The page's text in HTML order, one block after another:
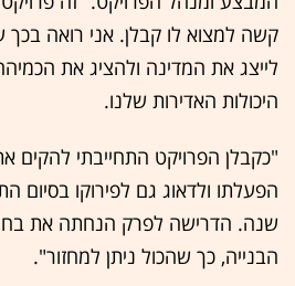
קשה למצוא לו קבלן. אני רואה בכך
לייצג את המדינה ולהציג את
היכולות האדירות שלנו.
"כקבלן הפרויקט התחייבתי להקים
הפעלתו ולדאוג גם לפירוקו בסיום
שנה. הדרישה לפרק הנחתה את
הבנייה, כך שהכול ניתן למחזור".